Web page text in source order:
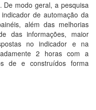
De modo geral, a pesquisa
de automação da
além das melhorias
das informações, maior
no indicador e na
2 horas com a
de e construídos forma